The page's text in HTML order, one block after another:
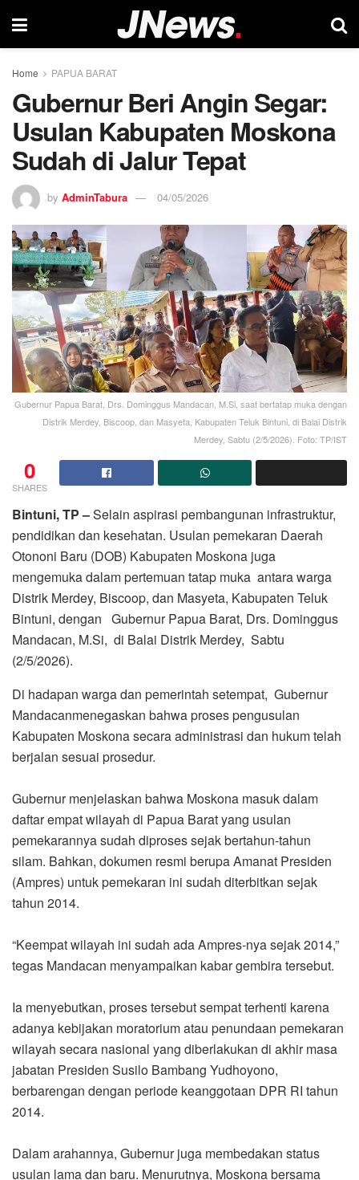
Home PAPUA BARAT
Gubernur Beri Angin Segar:
Usulan Kabupaten Moskona
Sudah di Jalur Tepat
by AdminTabura 04/05/2026
Gubernur Papua Barat, Drs. Dominggus Mandacan, M.Si, saat bertatap muka dengan
Distrik Merdey, Biscoop, dan Masyeta, Kabupaten Teluk Bintuni, di Balai Distrik
Merdey, Sabtu (2/5/2026). Foto: TP/IST
0
SHARES
Bintuni, TP –Selain aspirasi pembangunan infrastruktur,
pendidikan dan kesehatan. Usulan pemekaran Daerah
Otononi Baru (DOB) Kabupaten Moskona juga
mengemuka dalam pertemuan tatap muka antara warga
Distrik Merdey, Biscoop, dan Masyeta, Kabupaten Teluk
Bintuni, dengan Gubernur Papua Barat, Drs. Dominggus
Mandacan, M.Si, di Balai Distrik Merdey, Sabtu
(2/5/2026).
Di hadapan warga dan pemerintah setempat, Gubernur
Mandacanmenegaskan bahwa proses pengusulan
Kabupaten Moskona secara administrasi dan hukum telah
berjalan sesuai prosedur.
Gubernur menjelaskan bahwa Moskona masuk dalam
daftar empat wilayah di Papua Barat yang usulan
pemekarannya sudah diproses sejak bertahun-tahun
silam. Bahkan, dokumen resmi berupa Amanat Presiden
(Ampres) untuk pemekaran ini sudah diterbitkan sejak
tahun 2014.
“Keempat wilayah ini sudah ada Ampres-nya sejak 2014,”
tegas Mandacan menyampaikan kabar gembira tersebut.
Ia menyebutkan, proses tersebut sempat terhenti karena
adanya kebijakan moratorium atau penundaan pemekaran
wilayah secara nasional yang diberlakukan di akhir masa
jabatan Presiden Susilo Bambang Yudhoyono,
berbarengan dengan periode keanggotaan DPR RI tahun
2014.
Dalam arahannya, Gubernur juga membedakan status
usulan lama dan baru. Menurutnya, Moskona bersama